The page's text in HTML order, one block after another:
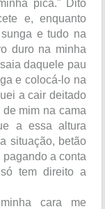
pica." Dito
e, enquanto
e tudo na
duro na minha
daquele pau
e colocá-lo na
a cair deitado
mim na cama
a essa altura
situação, betão
a conta
tem direito a
cara me